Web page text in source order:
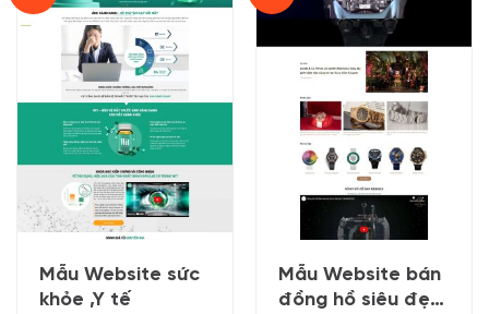
Mẫu Website sức
khỏe ,Y tế
Mẫu Website bán
đồng hồ siêu đẹp